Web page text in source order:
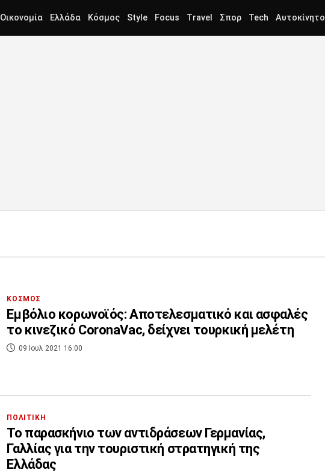
Οικονομία Ελλάδα Κόσμος Style Focus Travel Σπορ Tech Αυτοκίνητο
ΚΟΣΜΟΣ
Εμβόλιο κορωνοϊός: Αποτελεσματικό και ασφαλές
το κινεζικό CoronaVac, δείχνει τουρκική μελέτη
09 Ιουλ 2021 16:00
ΠΟΛΙΤΙΚΗ
Το παρασκήνιο των αντιδράσεων Γερμανίας,
Γαλλίας για την τουριστική στρατηγική της
Ελλάδας